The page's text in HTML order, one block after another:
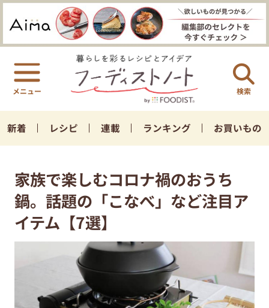
検索
新着 レシピ 連載 ランキング お買いもの
家族で楽しむコロナ禍のおうち
鍋。話題の「こなべ」など注目ア
イテム【7選】